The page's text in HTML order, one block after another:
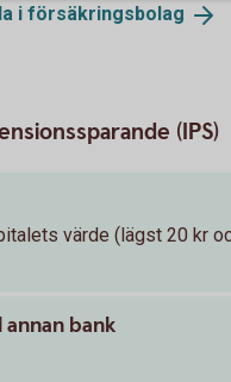
i försäkringsbolag
(IPS)
värde (lägst 20 kr
bank